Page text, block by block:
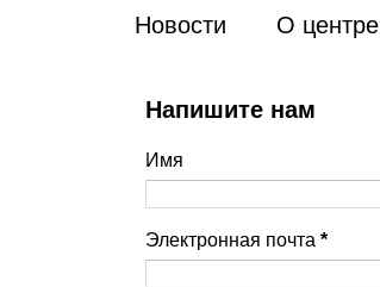
Новости О центре
Напишите нам
Имя
Электронная почта *